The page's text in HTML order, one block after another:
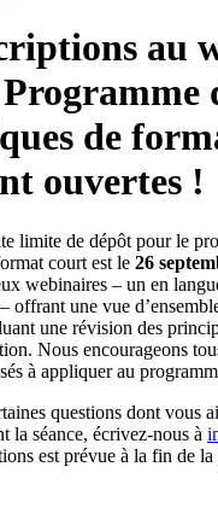
au
de
ouvertes !
limite de dépôt pour le
court est le 26
webinaires – un en
offrant une vue
une révision des
Nous encourageons
à appliquer au
questions dont vous
la séance, écrivez-nous à
est prévue à la fin de la